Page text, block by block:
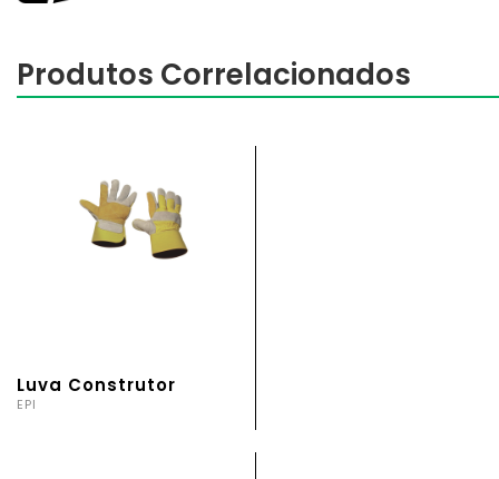
Produtos Correlacionados
Luva Construtor
EPI